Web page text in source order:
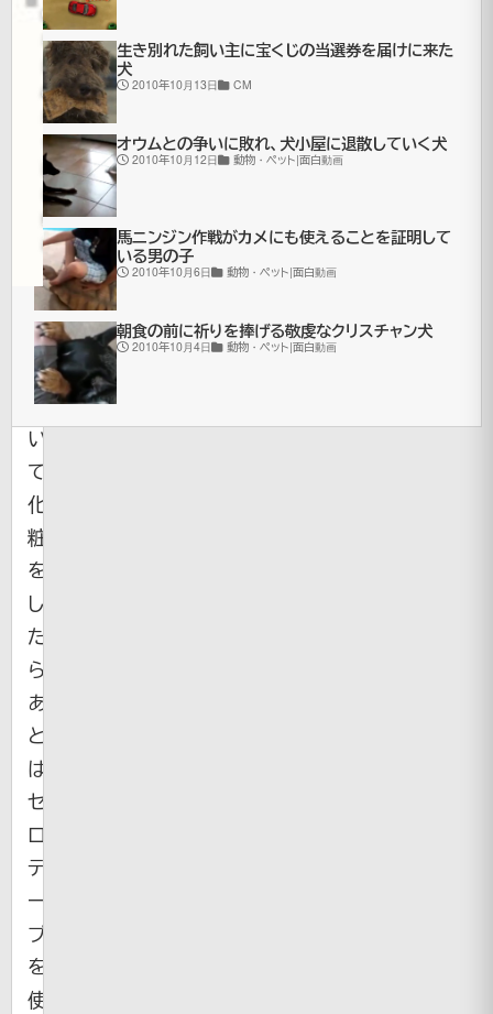
2010
年3月6
日
2021
年7月
16日更
新
面
白
動
画
歯
を
磨
い
て
化
粧
を
し
た
ら、
あ
と
は
セ
ロ
テ
ー
プ
を
使
生き別れた飼い主に宝くじの当選券を届けに来た
犬
2010年10月13日 CM
オウムとの争いに敗れ、犬小屋に退散していく犬
2010年10月12日 動物・ペット|面白動画
馬ニンジン作戦がカメにも使えることを証明して
いる男の子
2010年10月6日 動物・ペット|面白動画
朝食の前に祈りを捧げる敬虔なクリスチャン犬
2010年10月4日 動物・ペット|面白動画